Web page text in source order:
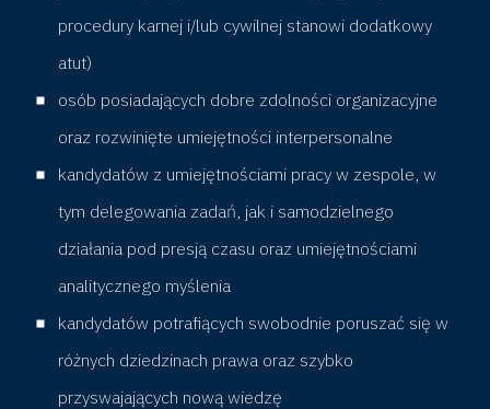
o
c
a
e
procedury karnej i/lub cywilnej stanowi dodatkowy
atut)
osób posiadających dobre zdolności organizacyjne
oraz rozwinięte umiejętności interpersonalne
kandydatów z umiejętnościami pracy w zespole, w
tym delegowania zadań, jak i samodzielnego
działania pod presją czasu oraz umiejętnościami
analitycznego myślenia
kandydatów potrafiących swobodnie poruszać się w
różnych dziedzinach prawa oraz szybko
przyswajających nową wiedzę